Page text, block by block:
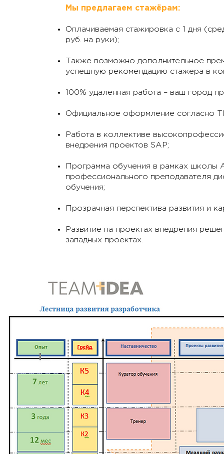
Мы предлагаем стажёрам:
Оплачиваемая стажировка с 1 дня
руб. на руки);
Также возможно дополнительное
успешную рекомендацию стажера в
100% удаленная работа – ваш город
Официальное оформление согласно
Работа в коллективе
внедрения проектов SAP;
Программа обучения в рамках школы
профессионального преподавателя
обучения;
Прозрачная перспектива развития и
Развитие на проектах внедрения
западных проектах.